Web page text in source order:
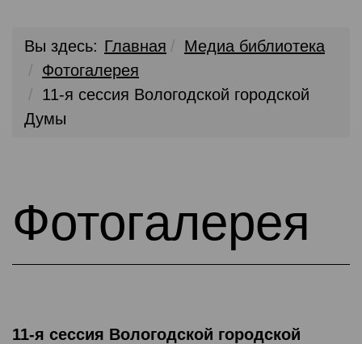
Вы здесь: Главная
Медиа библиотека
Фотогалерея
11-я сессия Вологодской городской
Думы
Фотогалерея
11-я сессия Вологодской городской